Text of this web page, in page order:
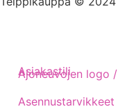
Ajoneuvojen logo
Asennustarvikkeet
Asiakastili